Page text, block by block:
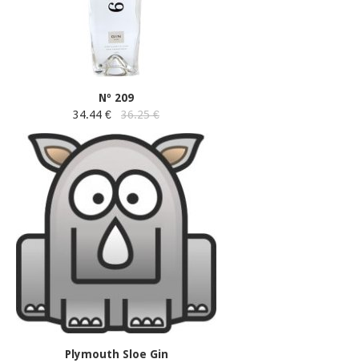
Nº 209
34.44 €
36.25 €
Plymouth Sloe Gin